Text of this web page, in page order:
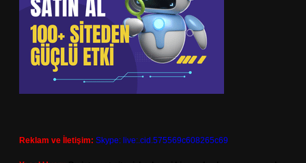
Reklam ve İletişim: Skype: live:.cid.575569c608265c69